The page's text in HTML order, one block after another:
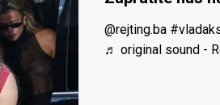
@rejting.ba
♬ original sound -